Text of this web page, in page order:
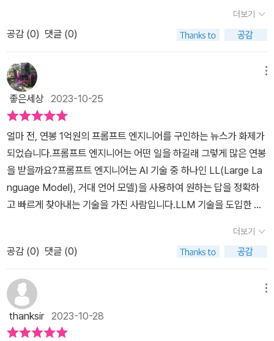
두부터 도발적입니다. 통상적으로 프롬프트엔지니어링은 질문을 잘
합니다. 그리고 'AI의 답변을 우리가 원하는 방향으로 수정한다'라는
목표를 제시합니다. 그리고 AI에게 '유용한 답변을 유도하는 것이' 프
롬프트엔지니어의 할일이라고 합니다. 인공지능에서 어텐션이라는
개념도 원리로 기억해야 합니다. 이로 인해 대용량의 데이터를 처리
할 수있게 됩니다. ​태스크 프롬프트는 업무지시를 의미합니다. 업무
지시도 여러가지 방법이 있겠죠. 요약부분은 어텐션의 본업이라고 합
니다. 그런데 이 요약은 GPT-4보다 구글의 BARD가 더 우수하다고
사용하면서 좋은 결과를 이용하는 편입니다. 요약에는 BARD라는 정
상현상=거짓말)이죠. 이것이 문제가 된 이유는 능력보다 큰 기대가
원인이라고 합니다. 원래부터가 완벽할 수가 없는데 기대수위가 높다
보니 에러도 크게 부각이 된다는 거죠. 즉 아직 불완전한 언어모델이
라는 겁니다. 트랜스포머(인코더, 디코더), BARD등의 원리를 간단
하게나마 저자의 명확히 시각으로 정리해서 챗GPT의 작동원리를 공
부하였습니다. 저자의 마인드가 매우 놀라운 점은 AI를 사람처럼 대
하라고 합니다. 즉 명령하는 것이 아니라 조언을 구하고 협조를 구하
또 이를 활용한 책의 판매는 기하급수적으로 늘어나고 있는 것이 사
실입니다. 그간 필자가 다룬 인공지능 관련 도서만 벌써 10여권쯤 되
니 AI 관련 도서가 많이 나왔다는 사실이 느껴집니다. 사실 이번에 다
루는 인공지능이 널리 알려지게 된 계기는 따로 잇습니다. 바로 바둑
대국이었는데요. 그당시 많은 사람들이 AI가 사람을 제압하는 것을
보고 곧 인공지능 세상이 열리겠다고 생각했는데 아니나 다를까 많은
업체들이 인공지능 관련 서비스들을 내놓기 시작하였습니다. 국내외
기업에서 여러 방법으로 인공지능 관련 기술 및 서비스가 선보였거나
선보일 예정입니다. 최근 일상생활에서 사용되기 시작한 기가지니와
같은 서비스도 실은 인공지능의 일종입니다. 그런데 최근에는 챗GP
T니 바드, 빙, 그리고 하이퍼클로바 엑스에 이르기까지 말그대로 인
공지능이 대세인 것 같습니다. 그런데 자세히 들여다보면 인공지능
서비스의 대부분은 바로 “프롬프트 엔지니어링” 입니다. 프롬프트 엔
지니어링에 대한 책이 생능북스에서 출간되어 간단히 소개해 드리겠
다. 이 과정에서 초거대 AI가 등장하는 것은 너무도 자연스러운 일일
것입니다. 그리고 어텐션과 LLM에 대해서도 자세하게 설명해 놓있
습니다. 프롬프트 엔지니어링의 전반적인 내용과 초거대 AI에 대해서
자세히 살펴볼 만한 책으로 해당 업종에 근무하고 있는 분들에게는
더보기
공감 (0) 댓글 (0)
좋은세상2023-10-25
얼마 전, 연봉 1억원의 프롬프트 엔지니어를 구인하는 뉴스가 화제가
되었습니다.프롬프트 엔지니어는 어떤 일을 하길래 그렇게 많은 연봉
을 받을까요?프롬프트 엔지니어는 AI 기술 중 하나인 LL(Large La
nguage Model), 거대 언어 모델)을 사용하여 원하는 답을 정확하
고 빠르게 찾아내는 기술을 가진 사람입니다.LLM 기술을 도입한 쳇
거 되는거 아냐?틀리다고 할 수는 없습니다.여기서 주목할 것은 ‘빠
르고, 정확하게'입니다.서울에서 부산까지 갈 수 있는 방법은 많습니
다.똑같은 성능의 차를 주었다면 경부고속도로를 이용해서 잘 운전하
는 사람이 가장 빨리 도착할 것입니다.굳이 국도를 이용하고, 양평, 양
양, 경주, 목포를 찍고 부산에 갈 필요는 없죠.좋은 답변은 좋은 질문
을 통해 나온다.이는 프롬프트 엔지니어링에도 동일하게 적용할 수
더보기
공감 (0) 댓글 (0)
thanksir2023-10-28